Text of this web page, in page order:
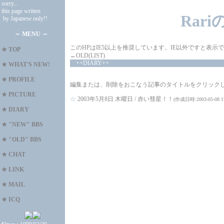
sorry...
this page written
by Japanese only!!
～ MENU ～
★ TOP
★ WHAT'S NEW!
★ PROFILE
★ PICTURE
★ DIARY
★ "NEW" BBS
★ "OLD" BBS
★ CHAT
★ LINK
★ MAIL
★ ICQ
Rari
このHPはIE5以上を推奨しています。IE以外ですと表示
←OLD(LIST)
++DIARY++
編集または、削除をおこなう記事のタイトルをクリック
☆ 2003年5月8日 木曜日 / 赤い彗星！！ (作成日時:2003-05-08